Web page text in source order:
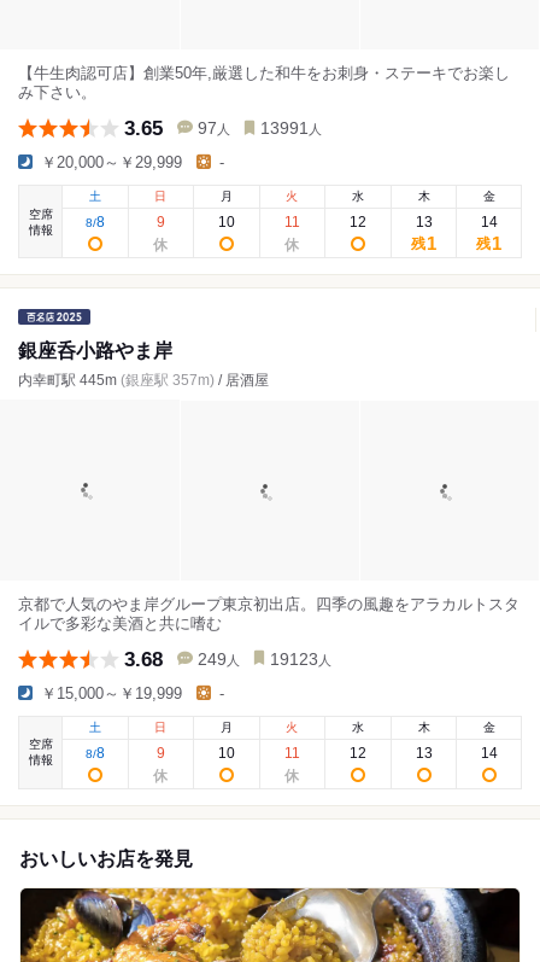
【牛生肉認可店】創業50年,厳選した和牛をお刺身・ステーキでお楽し
み下さい。
3.65 97 人 13991 人
￥20,000～￥29,999 -
空席
情報
土
8/8
日
9
月
10
火
11
水
12
木
13
残1
金
14
残1
銀座呑小路やま岸
内幸町駅 445m (銀座駅 357m) / 居酒屋
京都で人気のやま岸グループ東京初出店。四季の風趣をアラカルトスタ
イルで多彩な美酒と共に嗜む
3.68 249 人 19123 人
￥15,000～￥19,999 -
空席
情報
土
8/8
日
9
月
10
火
11
水
12
木
13
金
14
おいしいお店を発見